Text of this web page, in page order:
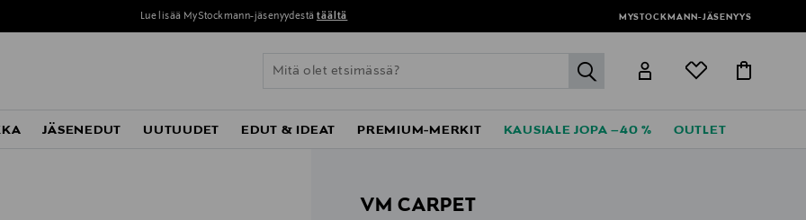
Lue lisää MyStockmann-jäsenyydestä täältä MYSTOCKMANN-JÄSENYYS
label.header.go
JÄSENEDUT UUTUUDET EDUT & IDEAT PREMIUM-MERKIT KAUSIALE JOPA –40 % OUTLET
VM CARPET